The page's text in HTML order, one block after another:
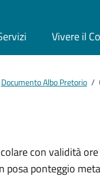
Vivere il
Documento Albo Pretorio /
con validità
posa ponteggio